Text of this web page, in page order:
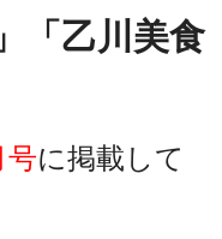
「乙川美食
号に掲載して